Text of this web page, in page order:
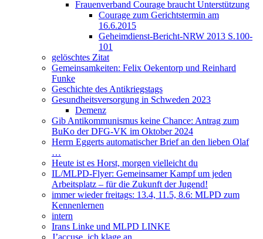
Frauenverband Courage braucht Unterstützung
Courage zum Gerichtstermin am
16.6.2015
Geheimdienst-Bericht-NRW 2013 S.100-
101
gelöschtes Zitat
Gemeinsamkeiten: Felix Oekentorp und Reinhard
Funke
Geschichte des Antikriegstags
Gesundheitsversorgung in Schweden 2023
Demenz
Gib Antikommunismus keine Chance: Antrag zum
BuKo der DFG-VK im Oktober 2024
Herrn Eggerts automatischer Brief an den lieben Olaf
…
Heute ist es Horst, morgen vielleicht du
IL/MLPD-Flyer: Gemeinsamer Kampf um jeden
Arbeitsplatz – für die Zukunft der Jugend!
immer wieder freitags: 13.4, 11.5, 8.6: MLPD zum
Kennenlernen
intern
Irans Linke und MLPD LINKE
J’accuse, ich klage an